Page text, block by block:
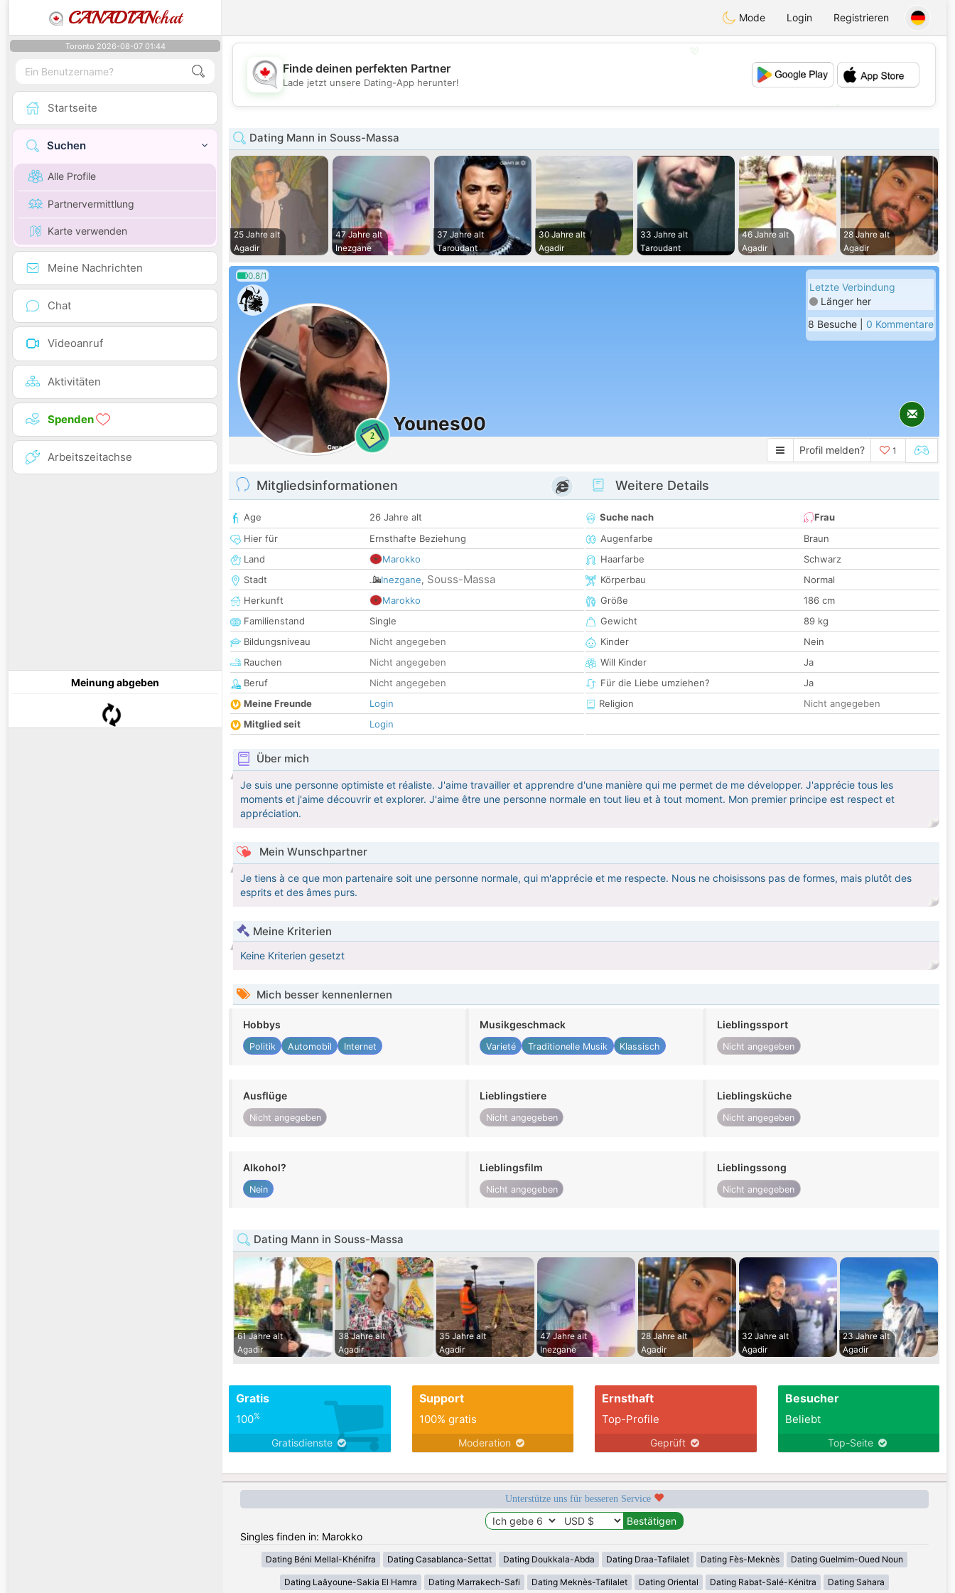
CANADIANchat Mode Login Registrieren
Toronto 2026-08-07 01:44
Startseite
Suchen
Alle Profile
Partnervermittlung
Karte verwenden
Meine Nachrichten
Chat
Videoanruf
Aktivitäten
Spenden
Arbeitszeitachse
Meinung abgeben
💖
💕
Finde deinen perfekten Partner
Lade jetzt unsere Dating-App herunter!
Dating Mann in Souss-Massa
25 Jahre alt
Agadir
47 Jahre alt
Inezgane
37 Jahre alt
Taroudant
30 Jahre alt
Agadir
33 Jahre alt
Taroudant
46 Jahre alt
Agadir
28 Jahre alt
Agadir
0.8/1
2
Younes00
Letzte Verbindung
Länger her
8 Besuche | 0 Kommentare
Profil melden? 1
Mitgliedsinformationen
Age
26 Jahre alt
Hier für
Ernsthafte Beziehung
Land
Marokko
Stadt
Inezgane, Souss-Massa
Herkunft
Marokko
Familienstand
Single
Bildungsniveau
Nicht angegeben
Rauchen
Nicht angegeben
Beruf
Nicht angegeben
Meine Freunde
Login
Mitglied seit
Login
Weitere Details
Suche nach
Frau
Augenfarbe
Braun
Haarfarbe
Schwarz
Körperbau
Normal
Größe
186 cm
Gewicht
89 kg
Kinder
Nein
Will Kinder
Ja
Für die Liebe umziehen?
Ja
Religion
Nicht angegeben
Über mich
Je suis une personne optimiste et réaliste. J'aime travailler et apprendre d'une manière qui me permet de me développer. J'apprécie tous les
moments et j'aime découvrir et explorer. J'aime être une personne normale en tout lieu et à tout moment. Mon premier principe est respect et
appréciation.
Mein Wunschpartner
Je tiens à ce que mon partenaire soit une personne normale, qui m'apprécie et me respecte. Nous ne choisissons pas de formes, mais plutôt des
esprits et des âmes purs.
Meine Kriterien
Keine Kriterien gesetzt
Mich besser kennenlernen
Hobbys
Politik Automobil Internet
Musikgeschmack
Varieté Traditionelle Musik Klassisch
Lieblingssport
Nicht angegeben
Ausflüge
Nicht angegeben
Lieblingstiere
Nicht angegeben
Lieblingsküche
Nicht angegeben
Alkohol?
Nein
Lieblingsfilm
Nicht angegeben
Lieblingssong
Nicht angegeben
Dating Mann in Souss-Massa
61 Jahre alt
Agadir
38 Jahre alt
Agadir
35 Jahre alt
Agadir
47 Jahre alt
Inezgane
28 Jahre alt
Agadir
32 Jahre alt
Agadir
23 Jahre alt
Agadir
Gratis
100%
Gratisdienste
Support
100% gratis
Moderation
Ernsthaft
Top-Profile
Geprüft
Besucher
Beliebt
Top-Seite
Unterstütze uns für besseren Service
Singles finden in: Marokko
Dating Béni Mellal-Khénifra Dating Casablanca-Settat Dating Doukkala-Abda Dating Draa-Tafilalet Dating Fès-Meknès Dating Guelmim-Oued Noun
Dating Laâyoune-Sakia El Hamra Dating Marrakech-Safi Dating Meknès-Tafilalet Dating Oriental Dating Rabat-Salé-Kénitra Dating Sahara